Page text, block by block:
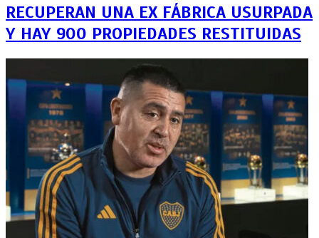
RECUPERAN UNA EX FÁBRICA USURPADA
Y HAY 900 PROPIEDADES RESTITUIDAS